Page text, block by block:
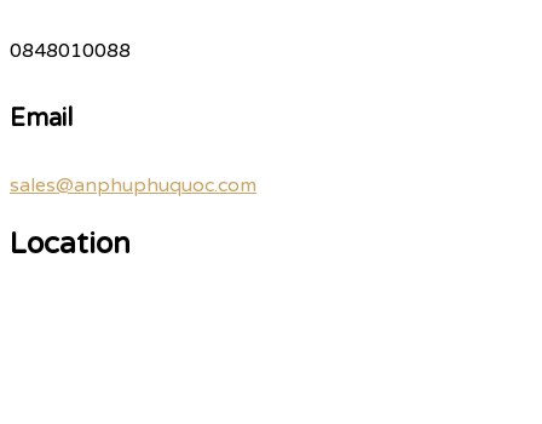
0848010088
Email
sales@anphuphuquoc.com
Location